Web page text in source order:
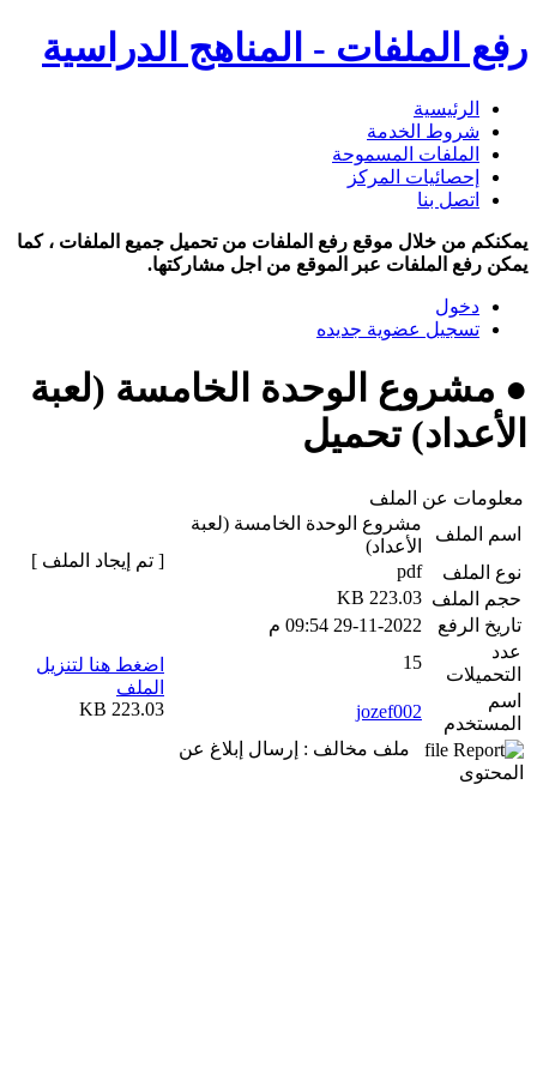
رفع الملفات - المناهج الدراسية
الرئيسية
شروط الخدمة
الملفات المسموحة
إحصائيات المركز
اتصل بنا
يمكنكم من خلال موقع رفع الملفات من تحميل جميع الملفات ، كما
يمكن رفع الملفات عبر الموقع من اجل مشاركتها.
دخول
تسجيل عضوية جديده
● مشروع الوحدة الخامسة (لعبة
الأعداد) تحميل
معلومات عن الملف
اسم الملف
مشروع الوحدة الخامسة (لعبة
الأعداد)
نوع الملف
pdf
حجم الملف 223.03 KB
تاريخ الرفع
29-11-2022 09:54 م
عدد
التحميلات
15
اسم
المستخدم
jozef002
ملف مخالف : إرسال إبلاغ عن
المحتوى
[ تم إيجاد الملف ]
اضغط هنا لتنزيل
الملف
223.03 KB